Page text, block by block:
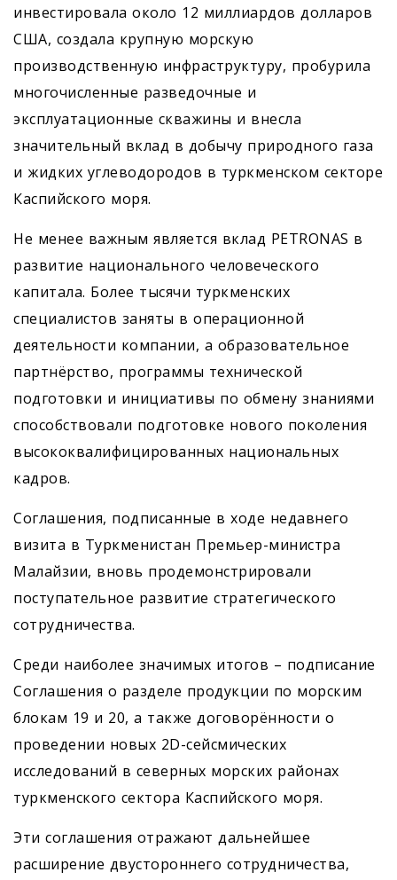
инвестировала около 12 миллиардов долларов
США, создала крупную морскую
производственную инфраструктуру, пробурила
многочисленные разведочные и
эксплуатационные скважины и внесла
значительный вклад в добычу природного газа
и жидких углеводородов в туркменском секторе
Каспийского моря.
Не менее важным является вклад PETRONAS в
развитие национального человеческого
капитала. Более тысячи туркменских
специалистов заняты в операционной
деятельности компании, а образовательное
партнёрство, программы технической
подготовки и инициативы по обмену знаниями
способствовали подготовке нового поколения
высококвалифицированных национальных
кадров.
Соглашения, подписанные в ходе недавнего
визита в Туркменистан Премьер-министра
Малайзии, вновь продемонстрировали
поступательное развитие стратегического
сотрудничества.
Среди наиболее значимых итогов – подписание
Соглашения о разделе продукции по морским
блокам 19 и 20, а также договорённости о
проведении новых 2D-сейсмических
исследований в северных морских районах
туркменского сектора Каспийского моря.
Эти соглашения отражают дальнейшее
расширение двустороннего сотрудничества,